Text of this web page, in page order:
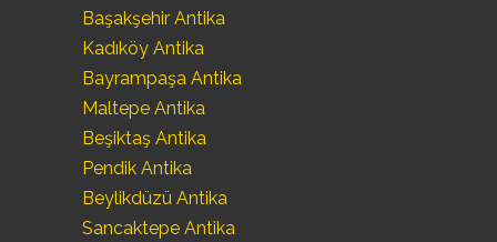
Başakşehir Antika
Kadıköy Antika
Bayrampaşa Antika
Maltepe Antika
Beşiktaş Antika
Pendik Antika
Beylikdüzü Antika
Sancaktepe Antika